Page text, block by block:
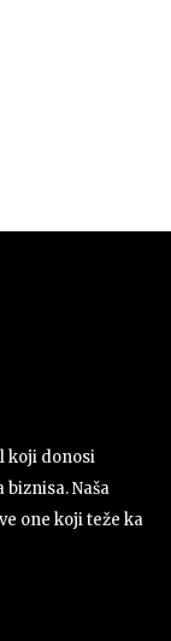
koji donosi
Naša
one koji teže ka